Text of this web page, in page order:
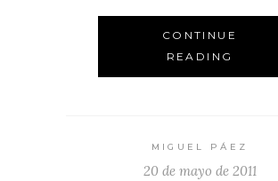
CONTINUE
READING
MIGUEL PÁEZ
20 de mayo de 2011